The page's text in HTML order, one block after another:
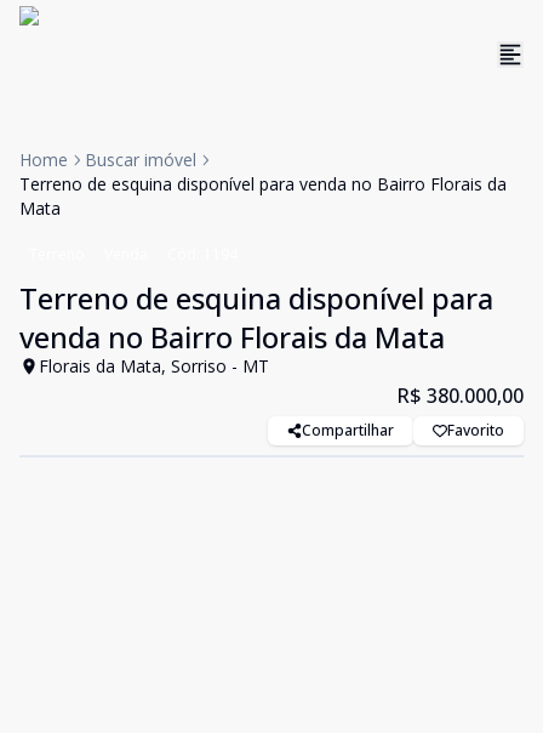
Home
Buscar imóvel
Terreno de esquina disponível para venda no Bairro Florais da
Mata
Terreno de esquina disponível para
venda no Bairro Florais da Mata
Florais da Mata, Sorriso - MT
R$ 380.000,00
Compartilhar Favorito